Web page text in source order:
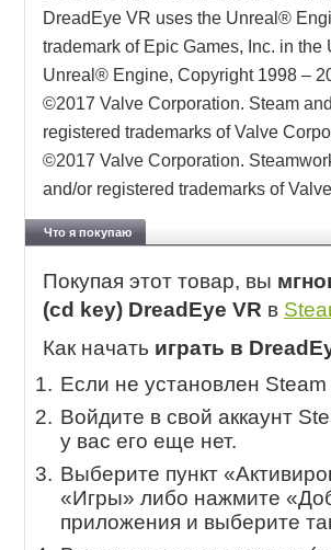
DreadEye VR uses the Unreal®
trademark of Epic Games, Inc. in
Unreal® Engine, Copyright 1998 –
©2017 Valve Corporation. Steam
registered trademarks of Valve
©2017 Valve Corporation.
and/or registered trademarks of
Что я покупаю
Покупая этот товар, вы
(cd key) DreadEye VR в
Как начать играть в
Если не установлен
Войдите в свой аккаунт
у вас его еще нет.
Выберите пункт
«Игры» либо нажмите
приложения и выберите